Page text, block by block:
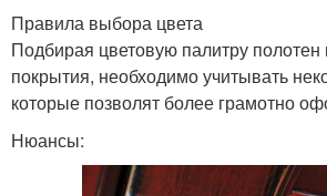
Правила выбора цвета
Подбирая цветовую палитру полотен
покрытия, необходимо учитывать
которые позволят более грамотно
Нюансы: